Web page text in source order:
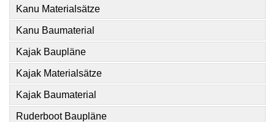
Kanu Materialsätze
Kanu Baumaterial
Kajak Baupläne
Kajak Materialsätze
Kajak Baumaterial
Ruderboot Baupläne